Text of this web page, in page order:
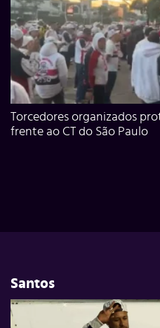
Torcedores organizados
frente ao CT do São Paulo
Santos